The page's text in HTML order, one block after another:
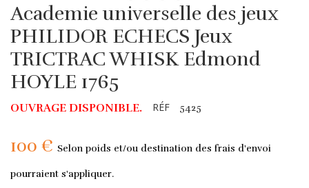
Academie universelle des jeux
PHILIDOR ECHECS Jeux
TRICTRAC WHISK Edmond
HOYLE 1765
OUVRAGE DISPONIBLE. RÉF 5425
100 € Selon poids et/ou destination des frais d'envoi
pourraient s'appliquer.